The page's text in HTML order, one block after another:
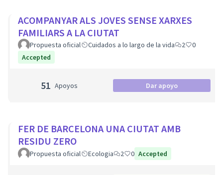
ACOMPANYAR ALS JOVES SENSE XARXES
FAMILIARS A LA CIUTAT
Propuesta oficial Cuidados a lo largo de la vida 2
0
Accepted
51 Apoyos Dar apoyo
FER DE BARCELONA UNA CIUTAT AMB
RESIDU ZERO
Propuesta oficial Ecologia 2 0 Accepted